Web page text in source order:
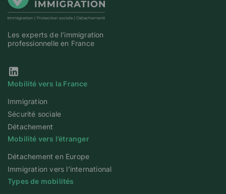
Les experts de l'immigration
professionnelle en France
Notre page Linkedin
Mobilité vers la France
Immigration
Sécurité sociale
Détachement
Mobilité vers l’étranger
Détachement en Europe
Immigration vers l’international
Types de mobilités